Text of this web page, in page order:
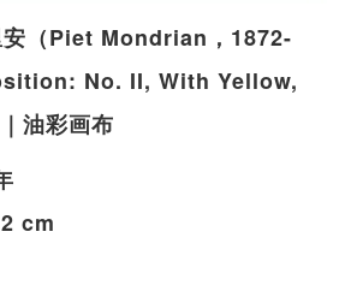
（Piet Mondrian，1872-
No. II, With Yellow,
油彩画布
cm